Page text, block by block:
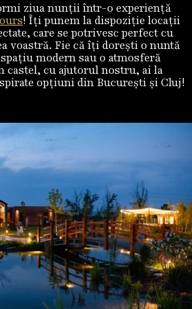
ziua nunții într-o experiență
! Îți punem la dispoziție locații
care se potrivesc perfect cu
voastră. Fie că îți dorești o nuntă
modern sau o atmosferă
castel, cu ajutorul nostru, ai la
opțiuni din București și Cluj!